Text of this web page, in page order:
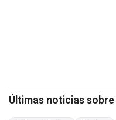
Últimas noticias